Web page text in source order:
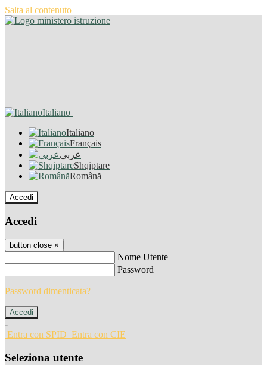
Salta al contenuto
Italiano
Italiano
Français
عربى
Shqiptare
Română
Accedi
Accedi
button close ×
Nome Utente
Password
Password dimenticata?
-
Entra con SPID Entra con CIE
Seleziona utente